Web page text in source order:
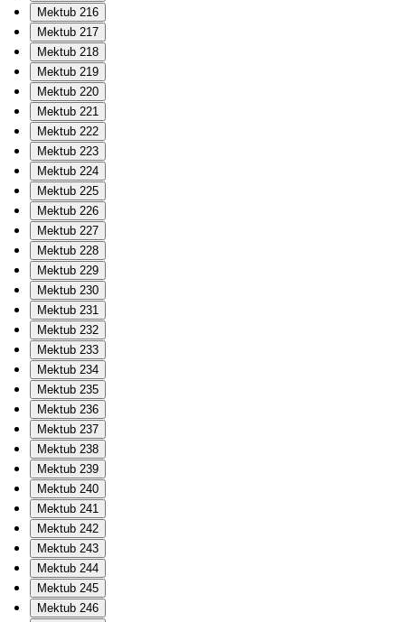
Mektub 216
Mektub 217
Mektub 218
Mektub 219
Mektub 220
Mektub 221
Mektub 222
Mektub 223
Mektub 224
Mektub 225
Mektub 226
Mektub 227
Mektub 228
Mektub 229
Mektub 230
Mektub 231
Mektub 232
Mektub 233
Mektub 234
Mektub 235
Mektub 236
Mektub 237
Mektub 238
Mektub 239
Mektub 240
Mektub 241
Mektub 242
Mektub 243
Mektub 244
Mektub 245
Mektub 246